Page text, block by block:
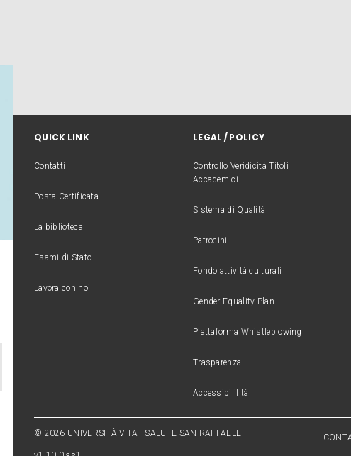
QUICK LINK
Contatti
Posta Certificata
La biblioteca
Esami di Stato
Lavora con noi
LEGAL / POLICY
Controllo Veridicità Titoli
Accademici
Sistema di Qualità
Patrocini
Fondo attività culturali
Gender Equality Plan
Piattaforma Whistleblowing
Trasparenza
Accessibililità
© 2026 UNIVERSITÀ VITA - SALUTE SAN RAFFAELE